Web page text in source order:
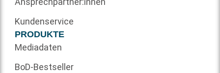
Kundenservice
PRODUKTE
Mediadaten
BoD-Bestseller